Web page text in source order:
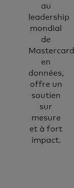
au
leadership
mondial
de
Mastercard
en
données,
offre un
soutien
sur
mesure
et à fort
impact.